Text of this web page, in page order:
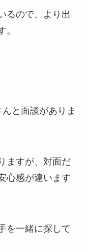
るので、より出
。
と面談がありま
ますが、対面だ
心感が違います
を一緒に探して